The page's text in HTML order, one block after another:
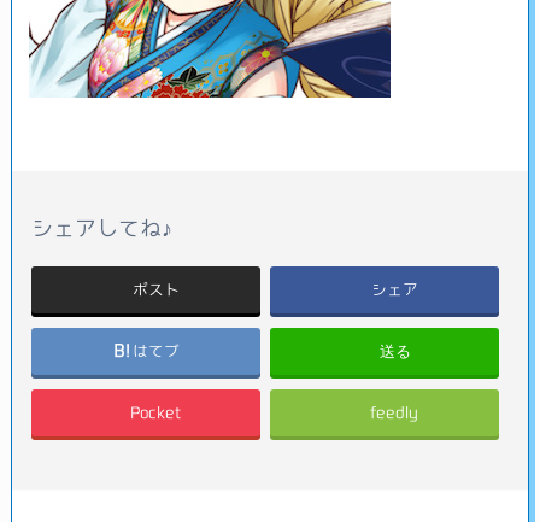
シェアしてね♪
ポスト シェア
はてブ 送る
Pocket feedly